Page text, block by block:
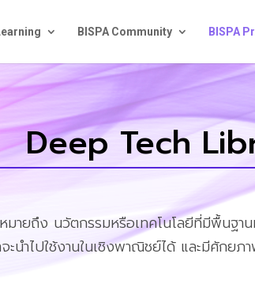
BISPA Community BISPA
Deep Tech
หมายถึง นวัตกรรมหรือเทคโนโลยีที่มีพื้นฐา
นำไปใช้งานในเชิงพาณิชย์ได้ และมีศักย